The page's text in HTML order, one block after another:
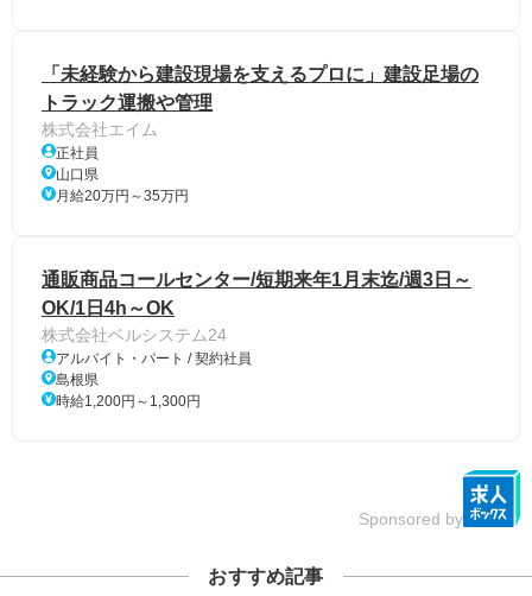
「未経験から建設現場を支えるプロに」建設足場の
トラック運搬や管理
株式会社エイム
正社員
山口県
月給20万円～35万円
通販商品コールセンター/短期来年1月末迄/週3日～
OK/1日4h～OK
株式会社ベルシステム24
アルバイト・パート / 契約社員
島根県
時給1,200円～1,300円
Sponsored by
おすすめ記事